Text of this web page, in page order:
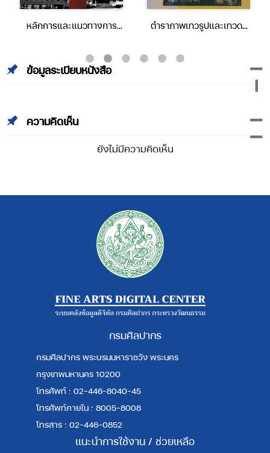
หลักการและแนวทางการ
ตำราภาพเทวรูปและเทวดา
ข้อมูลระเบียบหนังสือ
ความคิดเห็น
ยังไม่มีความคิดเห็น
กรมศิลปากร
กรมศิลปากร พระบรมมหาราชวัง พระนคร
กรุงเทพมหานคร 10200
โทรศัพท์ : 02-446-8040-45
โทรศัพท์ภายใน : 8005-8008
โทรสาร : 02-446-0852
แนะนำการใช้งาน / ช่วยเหลือ